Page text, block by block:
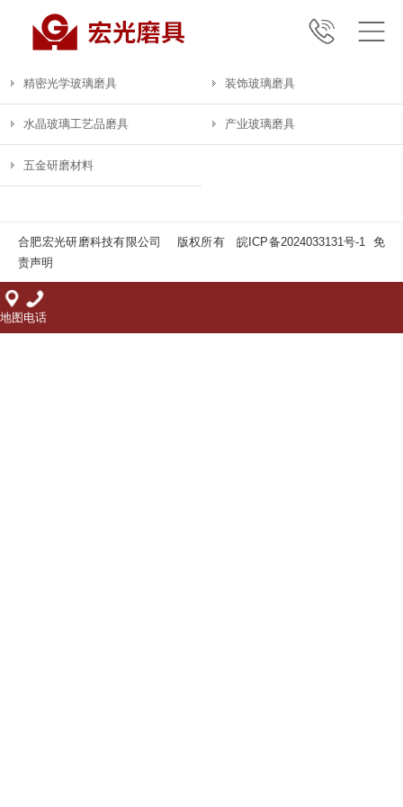
精密光学玻璃磨具 装饰玻璃磨具
水晶玻璃工艺品磨具 产业玻璃磨具
五金研磨材料
合肥宏光研磨科技有限公司 版权所有 皖ICP备2024033131号-1
免
责声明
地图 电话